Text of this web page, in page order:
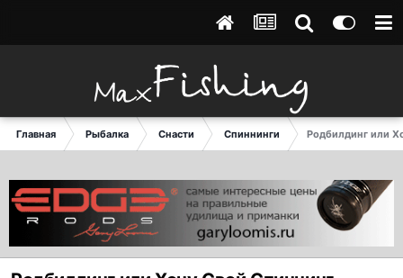
Главная Рыбалка Снасти Спиннинги Родбилдинг или